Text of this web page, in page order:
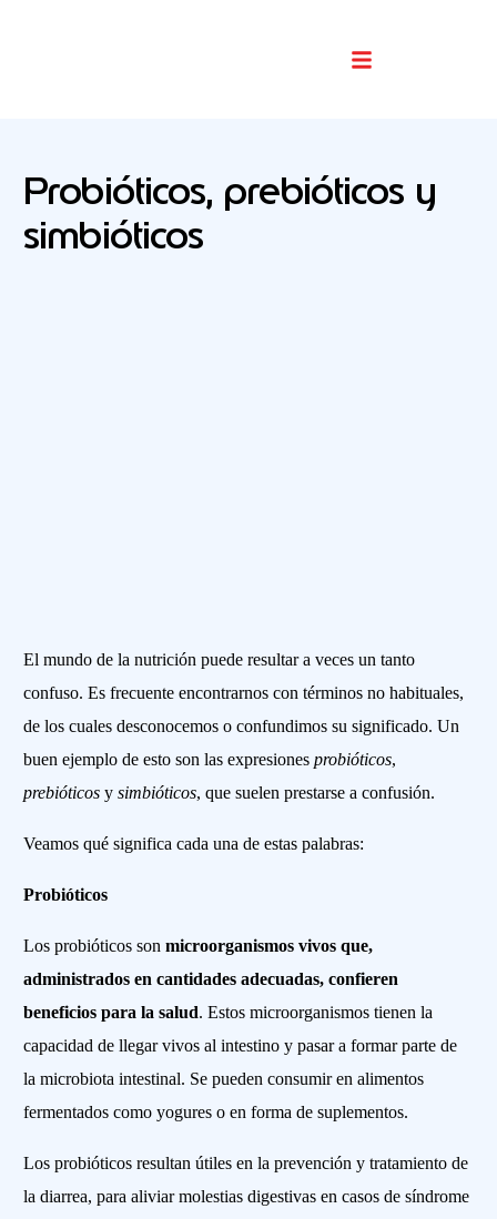
Probióticos, prebióticos y
simbióticos
El mundo de la nutrición puede resultar a veces un tanto
confuso. Es frecuente encontrarnos con términos no habituales,
de los cuales desconocemos o confundimos su significado. Un
buen ejemplo de esto son las expresionesprobióticos,
prebióticos ysimbióticos, que suelen prestarse a confusión.
Veamos qué significa cada una de estas palabras:
Probióticos
Los probióticos sonmicroorganismos vivos que,
administrados en cantidades adecuadas, confieren
beneficios para la salud. Estos microorganismos tienen la
capacidad de llegar vivos al intestino y pasar a formar parte de
la microbiota intestinal. Se pueden consumir en alimentos
fermentados como yogures o en forma de suplementos.
Los probióticos resultan útiles en la prevención y tratamiento de
la diarrea, para aliviar molestias digestivas en casos de síndrome